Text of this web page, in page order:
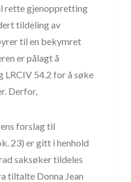
rette gjenoppretting
tildeling av
til en bekymret
er pålagt å
LRCIV 54.2 for å søke
Derfor,
forslag til
23) er gitt i henhold
saksøker tildeles
tiltalte Donna Jean